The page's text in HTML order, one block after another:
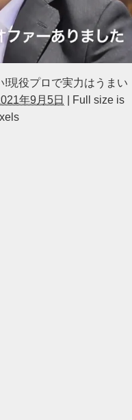
現役プロで実力はうまい
年9月5日
Full size is